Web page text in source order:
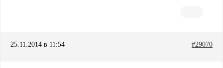
25.11.2014 в 11:54 #29070